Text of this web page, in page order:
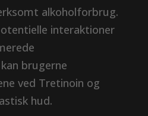
alkoholforbrug.
interaktioner
brugerne
ved Tretinoin og
hud.